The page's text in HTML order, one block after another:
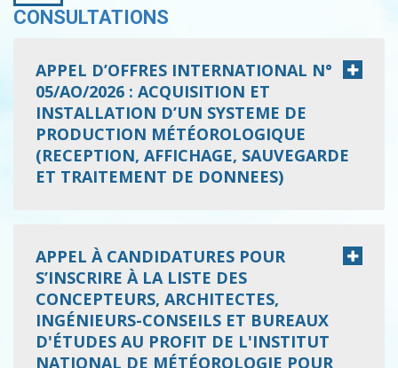
CONSULTATIONS
APPEL D’OFFRES INTERNATIONAL N°
05/AO/2026 : ACQUISITION ET
INSTALLATION D’UN SYSTEME DE
PRODUCTION MÉTÉOROLOGIQUE
(RECEPTION, AFFICHAGE, SAUVEGARDE
ET TRAITEMENT DE DONNEES)
APPEL À CANDIDATURES POUR
S’INSCRIRE À LA LISTE DES
CONCEPTEURS, ARCHITECTES,
INGÉNIEURS-CONSEILS ET BUREAUX
D'ÉTUDES AU PROFIT DE L'INSTITUT
NATIONAL DE MÉTÉOROLOGIE POUR